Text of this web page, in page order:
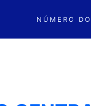
NÚMERO